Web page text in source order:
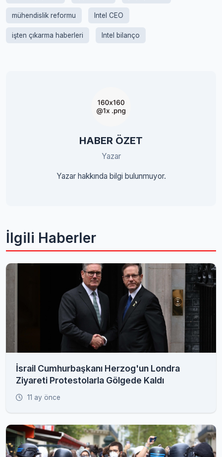
mühendislik reformu Intel CEO
işten çıkarma haberleri Intel bilanço
HABER ÖZET
Yazar
Yazar hakkında bilgi bulunmuyor.
İlgili Haberler
İsrail Cumhurbaşkanı Herzog'un Londra
Ziyareti Protestolarla Gölgede Kaldı
11 ay önce